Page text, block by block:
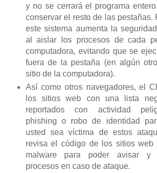
y no se cerrará el programa
conservar el resto de las pestañas.
este sistema aumenta la
al aislar los procesos de cada
computadora, evitando que se
fuera de la pestaña (en algún
sitio de la computadora).
Así como otros navegadores, el
los sitios web con una lista
reportados con actividad
phishing o robo de identidad
usted sea víctima de estos
revisa el código de los sitios web
malware para poder avisar y
procesos en caso de ataque.